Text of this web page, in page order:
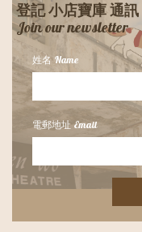
登記 小店寶庫 通訊
​Join our newsletter
姓名 Name
電郵地址 Email